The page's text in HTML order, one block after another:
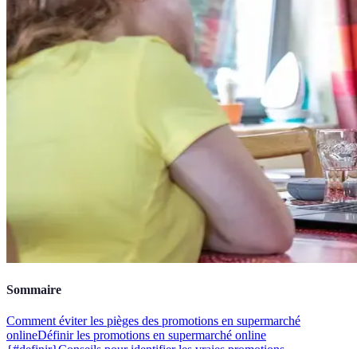
Sommaire
Comment éviter les pièges des promotions en supermarché
onlineDéfinir les promotions en supermarché online